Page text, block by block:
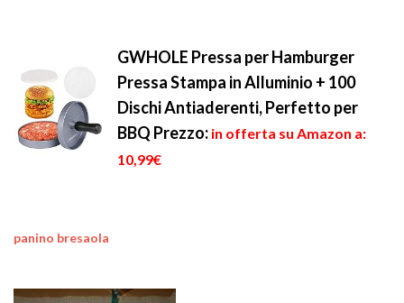
GWHOLE Pressa per Hamburger
Pressa Stampa in Alluminio + 100
Dischi Antiaderenti, Perfetto per
BBQ Prezzo: in offerta su Amazon a:
10,99€
panino bresaola